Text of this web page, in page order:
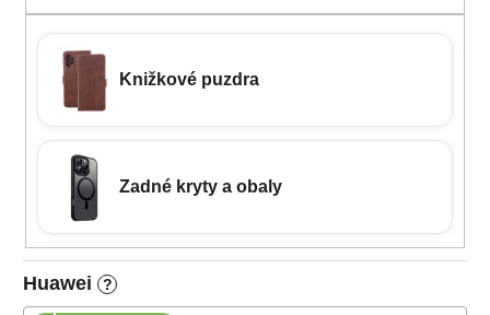
Knižkové puzdra
Zadné kryty a obaly
Huawei ?